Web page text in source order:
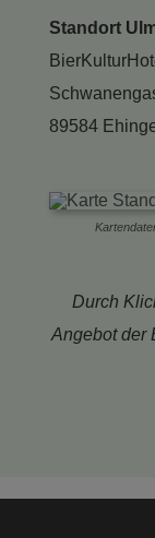
Standort
89584
Durch
Angebot der